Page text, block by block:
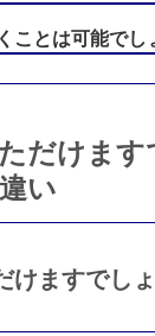
ことは可能で
ただけま
い
けますでし